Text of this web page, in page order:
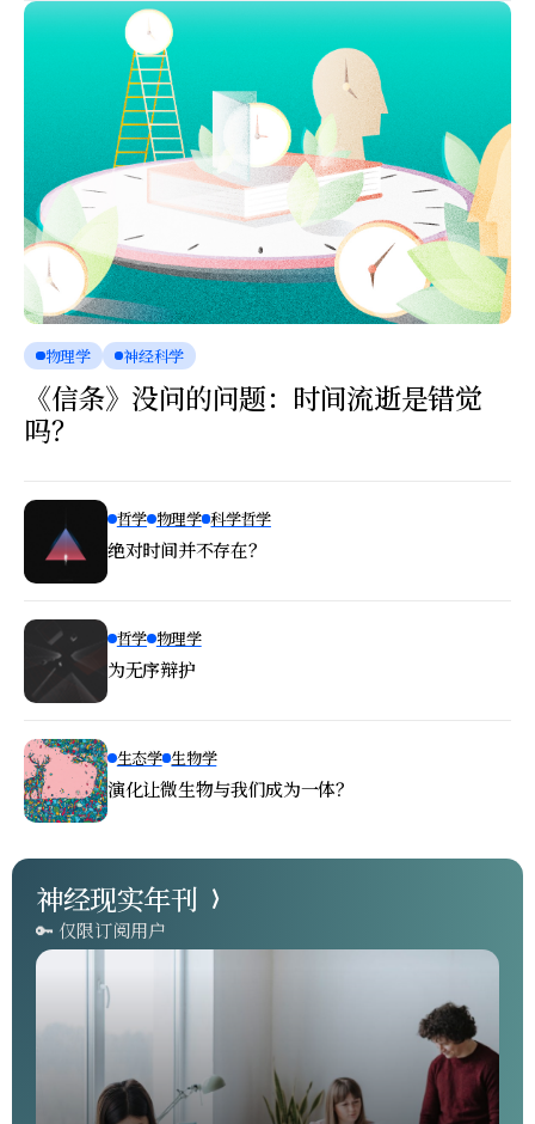
物理学 神经科学
《信条》没问的问题：时间流逝是错觉
吗？
哲学 物理学 科学哲学
绝对时间并不存在？
哲学 物理学
为无序辩护
生态学 生物学
演化让微生物与我们成为一体？
神经现实年刊
🔑 仅限订阅用户